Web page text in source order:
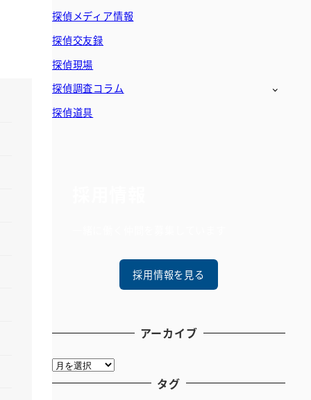
探偵メディア情報
探偵交友録
探偵現場
探偵調査コラム
探偵道具
採用情報を見る
アーカイブ
ア
ー
タグ